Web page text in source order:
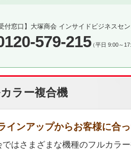
付窓口】 大塚商会 インサイドビジネスセ
579-215（平日 9:00～
ラー複合機
インアップからお客様に合
ではさまざまな機種のフルカラ